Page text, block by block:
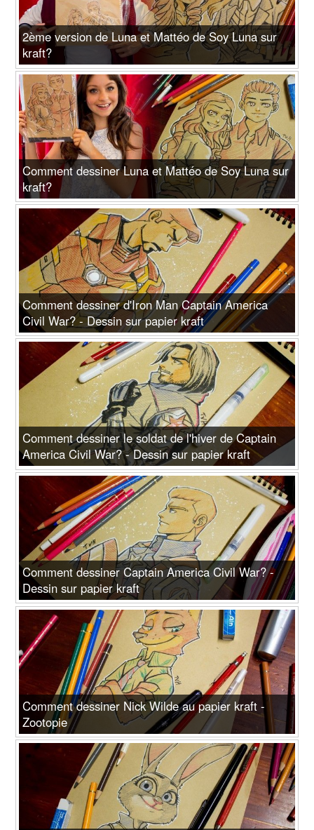
2ème version de Luna et Mattéo de Soy Luna sur
kraft?
Comment dessiner Luna et Mattéo de Soy Luna sur
kraft?
Comment dessiner d'Iron Man Captain America
Civil War? - Dessin sur papier kraft
Comment dessiner le soldat de l'hiver de Captain
America Civil War? - Dessin sur papier kraft
Comment dessiner Captain America Civil War? -
Dessin sur papier kraft
Comment dessiner Nick Wilde au papier kraft -
Zootopie